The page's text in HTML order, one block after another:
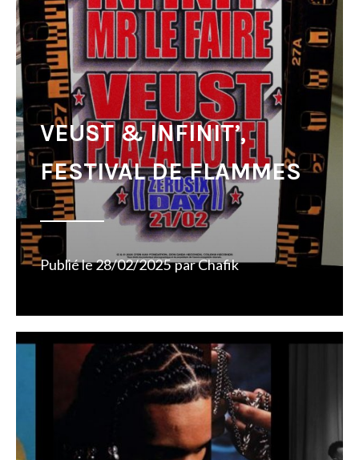
VEUST & INFINIT’,
FESTIVAL DE FLAMMES
Publié le28/02/2025 parChafik